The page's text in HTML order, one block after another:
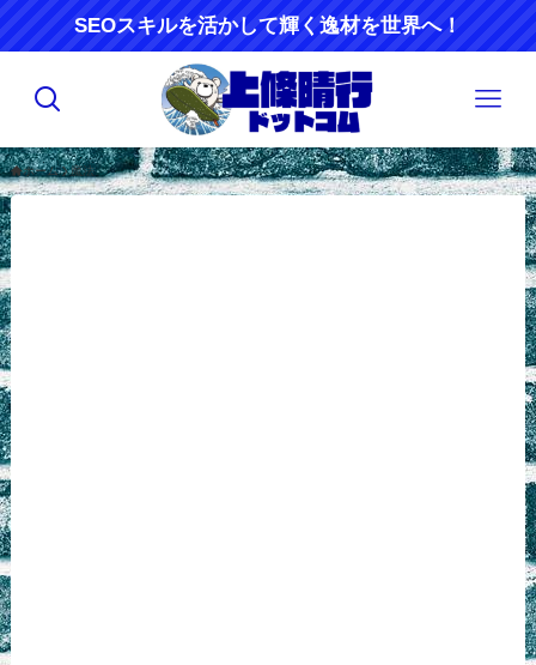
SEOスキルを活かして輝く逸材を世界へ！
ホーム 魔法